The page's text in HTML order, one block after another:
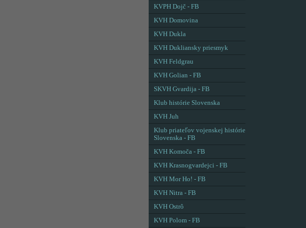
KVPH Dojč - FB
KVH Domovina
KVH Dukla
KVH Dukliansky priesmyk
KVH Feldgrau
KVH Golian - FB
SKVH Gvardija - FB
Klub histórie Slovenska
KVH Juh
Klub priateľov vojenskej histórie
Slovenska - FB
KVH Komoča - FB
KVH Krasnogvardejci - FB
KVH Mor Ho! - FB
KVH Nitra - FB
KVH Ostrô
KVH Polom - FB